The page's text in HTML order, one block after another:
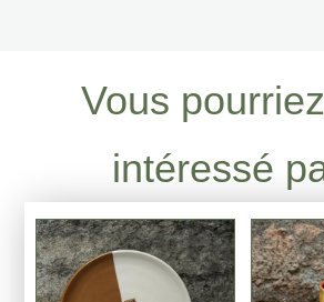
Vous
intéressé